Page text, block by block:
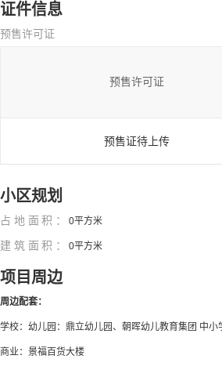
证件信息
预售许可证
预售许可证
预售证待上传
小区规划
占地面积： 0平方米
建筑面积： 0平方米
项目周边
周边配套：
学校：幼儿园：鼎立幼儿园、朝晖幼儿教育集团 中
商业：景福百货大楼